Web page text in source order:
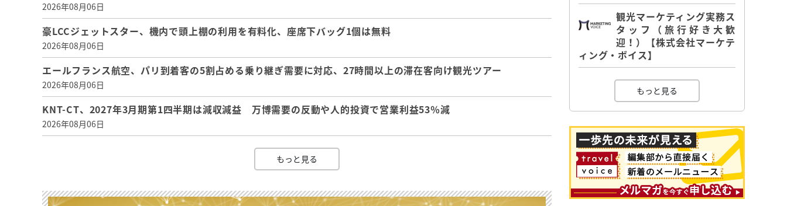
2026年08月06日
豪LCCジェットスター、機内で頭上棚の利用を有料化、座席下バッグ1個は無料
2026年08月06日
エールフランス航空、パリ到着客の5割占める乗り継ぎ需要に対応、27時間以上の滞在客向け観光ツアー
2026年08月06日
KNT-CT、2027年3月期第1四半期は減収減益 万博需要の反動や人的投資で営業利益53％減
2026年08月06日
もっと見る
観光マーケティング実務ス
タッフ（旅行好き大歓
迎！）【株式会社マーケテ
ィング・ボイス】
もっと見る